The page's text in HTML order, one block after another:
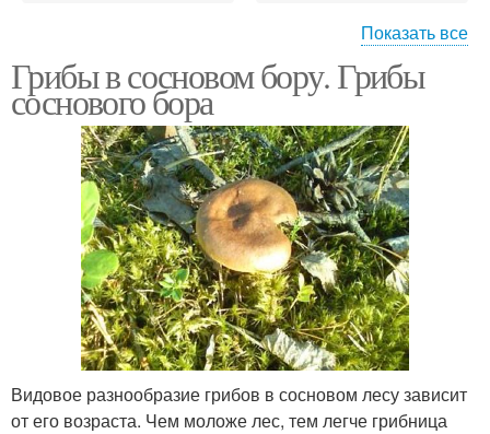
Белый гриб Гриб в сосновом лесу
Показать все
Грибы в сосновом бору. Грибы
соснового бора
Видовое разнообразие грибов в сосновом лесу зависит
от его возраста. Чем моложе лес, тем легче грибница